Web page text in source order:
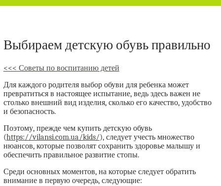
Выбираем детскую обувь правильно
<<< Советы по воспитанию детей
Для каждого родителя выбор обуви для ребенка может
превратиться в настоящее испытание, ведь здесь важен не
столько внешний вид изделия, сколько его качество, удобство
и безопасность.
Поэтому, прежде чем купить детскую обувь
(https://vilansi.com.ua/kids/), следует учесть множество
нюансов, которые позволят сохранить здоровье малышу и
обеспечить правильное развитие стопы.
Среди основных моментов, на которые следует обратить
внимание в первую очередь, следующие: